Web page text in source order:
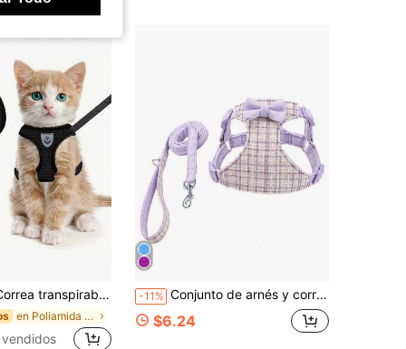
y gatos, correa a prueba de explosiones y amortiguadora de impactos para exteriores, estilo chaleco negro para pecho y espalda, arnés sin tirones
en Poliamida Arneses para mascotas
-11% Conjunto de arnés y correa para mascotas con lazo, arnés de tela a rayas, arnés de perro con forro de malla transpirable y cómodo, arnés para gatos a prueba de escape, correa ajustable para el pecho de mascotas, correa de paseo estilo chaleco para perros, adecuado para perros pequeños y gatos en casa/exterior/senderismo
$6.24